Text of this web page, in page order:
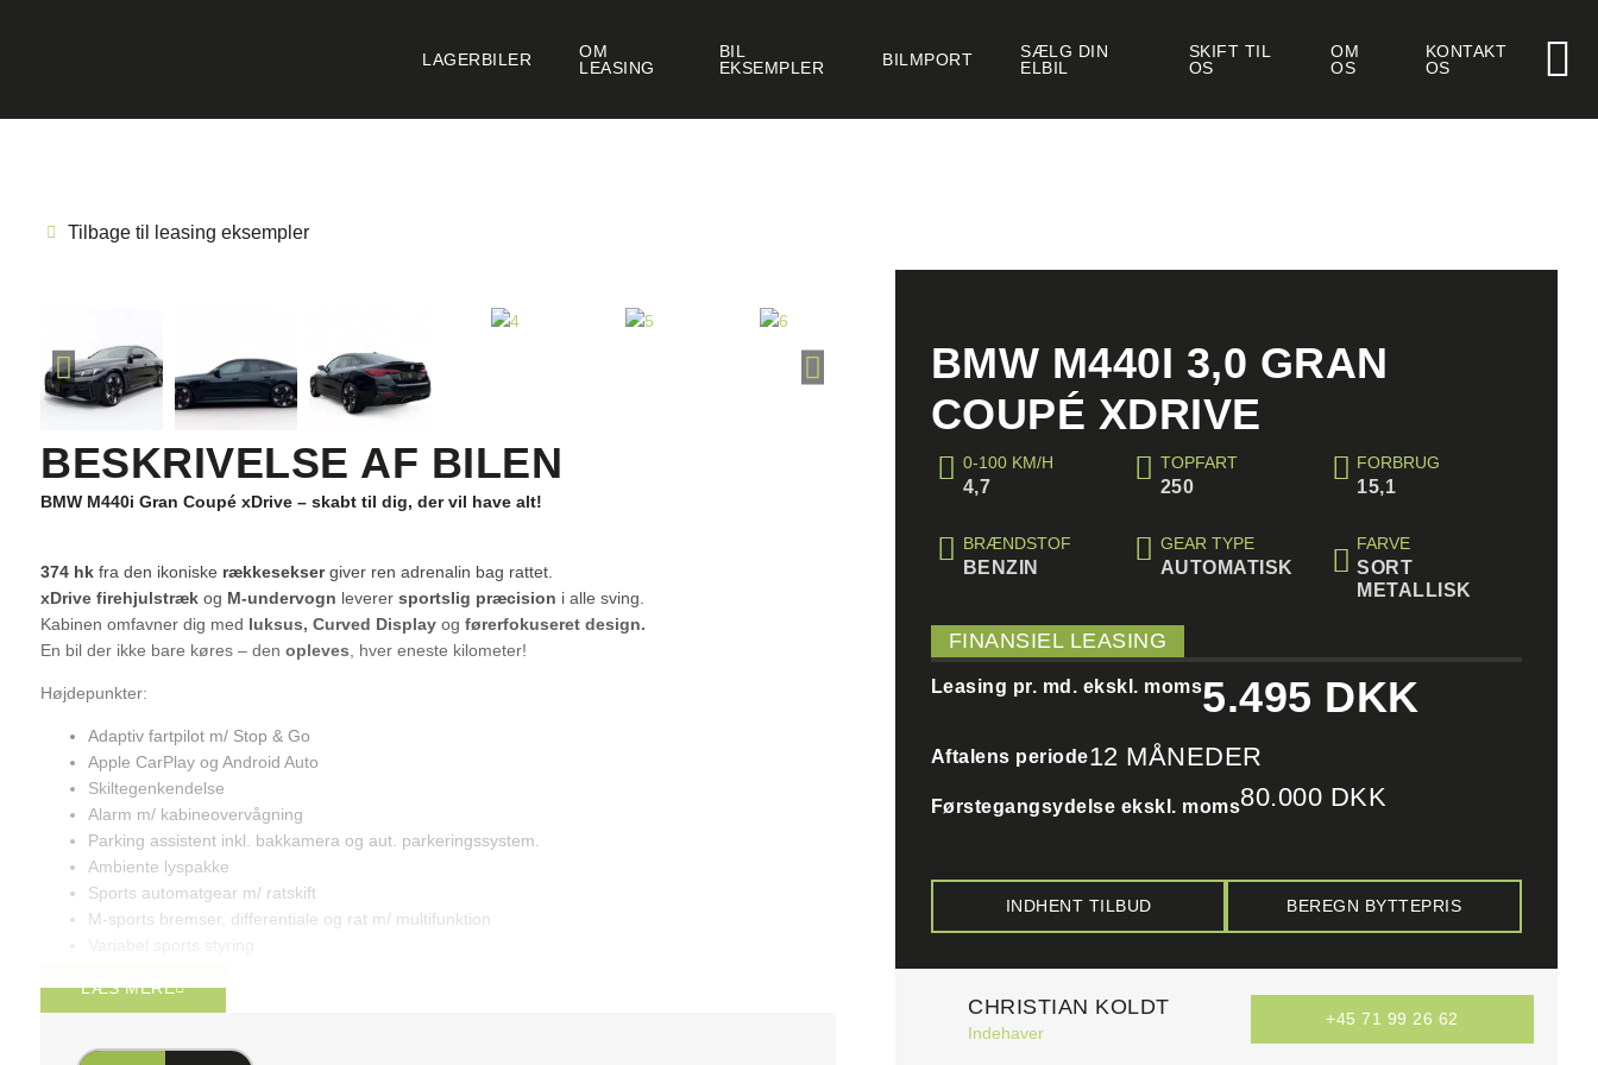
LAGERBILER
OM
LEASING
BIL
EKSEMPLER
BILMPORT
SÆLG DIN
ELBIL
SKIFT TIL
OS
OM
OS
KONTAKT
OS
Tilbage til leasing eksempler
BESKRIVELSE AF BILEN
BMW M440i Gran Coupé xDrive – skabt til dig, der vil have alt!
374 hk fra den ikoniske rækkeseksergiver ren adrenalin bag rattet.
xDrive firehjulstræk og M-undervogn leverer sportslig præcision i alle sving.
Kabinen omfavner dig med luksus, Curved Display og førerfokuseret design.
En bil der ikke bare køres – den opleves , hver eneste kilometer!
Højdepunkter:
Adaptiv fartpilot m/ Stop & Go
Apple CarPlay og Android Auto
Skiltegenkendelse
Alarm m/ kabineovervågning
Parking assistent inkl. bakkamera og aut. parkeringssystem.
Ambiente lyspakke
Sports automatgear m/ ratskift
M-sports bremser, differentiale og rat m/ multifunktion
👉 Rå M-power pakket ind i ren elegance.
Forbehold for trykfejl.
LÆS MERE
BMW M440I 3,0 GRAN
COUPÉ XDRIVE
0-100 KM/H
4,7
TOPFART
250
FORBRUG
15,1
BRÆNDSTOF
BENZIN
GEAR TYPE
AUTOMATISK
FARVE
SORT
METALLISK
FINANSIEL LEASING
Leasing pr. md. ekskl. moms5.495 DKK
Aftalens periode12 MÅNEDER
Førstegangsydelse ekskl. moms80.000 DKK
INDHENT TILBUD BEREGN BYTTEPRIS
CHRISTIAN KOLDT
Indehaver
+45 71 99 26 62